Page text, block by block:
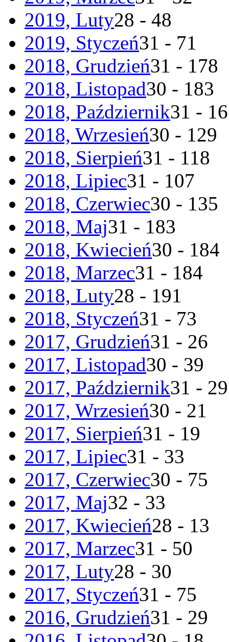
2019, Luty28 - 48
2019, Styczeń31 - 71
2018, Grudzień31 - 178
2018, Listopad30 - 183
2018, Październik31 -
2018, Wrzesień30 - 129
2018, Sierpień31 - 118
2018, Lipiec31 - 107
2018, Czerwiec30 - 135
2018, Maj31 - 183
2018, Kwiecień30 - 184
2018, Marzec31 - 184
2018, Luty28 - 191
2018, Styczeń31 - 73
2017, Grudzień31 - 26
2017, Listopad30 - 39
2017, Październik31 - 29
2017, Wrzesień30 - 21
2017, Sierpień31 - 19
2017, Lipiec31 - 33
2017, Czerwiec30 - 75
2017, Maj32 - 33
2017, Kwiecień28 - 13
2017, Marzec31 - 50
2017, Luty28 - 30
2017, Styczeń31 - 75
2016, Grudzień31 - 29